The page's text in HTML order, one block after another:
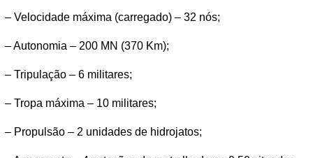
– Velocidade máxima (carregado) – 32 nós;
– Autonomia – 200 MN (370 Km);
– Tripulação – 6 militares;
– Tropa máxima – 10 militares;
– Propulsão – 2 unidades de hidrojatos;